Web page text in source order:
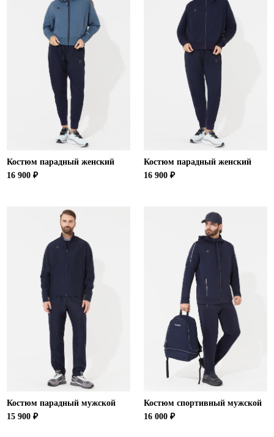
Ханты-Мансийский автономный округ (3)
Челябинская область (2)
Ямало-Ненецкий автономный округ (1)
Ярославская область (1)
Костюм парадный женский
16 900 ₽
Костюм парадный женский
16 900 ₽
Костюм парадный мужской
15 900 ₽
Костюм спортивный мужской
16 000 ₽